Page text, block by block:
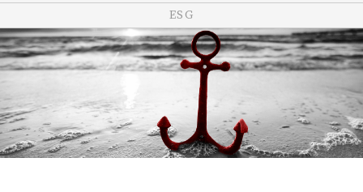
ESG